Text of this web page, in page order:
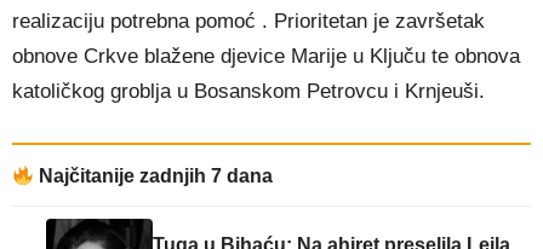
realizaciju potrebna pomoć . Prioritetan je završetak
obnove Crkve blažene djevice Marije u Ključu te obnova
katoličkog groblja u Bosanskom Petrovcu i Krnjeuši.
Najčitanije zadnjih 7 dana
Tuga u Bihaću: Na ahiret preselila Lejla